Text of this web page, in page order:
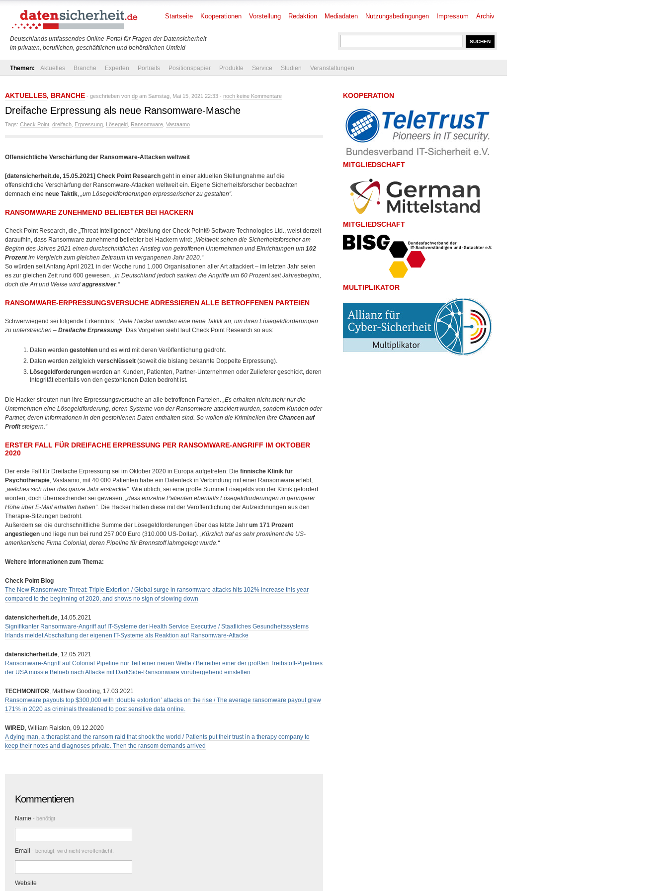
Deutschlands umfassendes Online-Portal für Fragen der Datensicherheit
im privaten, beruflichen, geschäftlichen und behördlichen Umfeld
Startseite Kooperationen Vorstellung Redaktion Mediadaten Nutzungsbedingungen Impressum Archiv
Themen: Aktuelles Branche Experten Portraits Positionspapier Produkte Service Studien Veranstaltungen
AKTUELLES, BRANCHE - geschrieben von dp am Samstag, Mai 15, 2021 22:33 - noch keine Kommentare
Dreifache Erpressung als neue Ransomware-Masche
Tags: Check Point dreifach Erpressung Lösegeld Ransomware Vastaamo
Offensichtliche Verschärfung der Ransomware-Attacken weltweit
[datensicherheit.de, 15.05.2021] Check Point Research geht in einer aktuellen Stellungnahme auf die
offensichtliche Verschärfung der Ransomware-Attacken weltweit ein. Eigene Sicherheitsforscher beobachten
demnach eine neue Taktik, „um Lösegeldforderungen erpresserischer zu gestalten“.
RANSOMWARE ZUNEHMEND BELIEBTER BEI HACKERN
Check Point Research, die „Threat Intelligence“-Abteilung der Check Point® Software Technologies Ltd., weist derzeit
daraufhin, dass Ransomware zunehmend beliebter bei Hackern wird: „Weltweit sehen die Sicherheitsforscher am
Beginn des Jahres 2021 einen durchschnittlichen Anstieg von getroffenen Unternehmen und Einrichtungen um 102
Prozentim Vergleich zum gleichen Zeitraum im vergangenen Jahr 2020.“
So würden seit Anfang April 2021 in der Woche rund 1.000 Organisationen aller Art attackiert – im letzten Jahr seien
es zur gleichen Zeit rund 600 gewesen. „In Deutschland jedoch sanken die Angriffe um 60 Prozent seit Jahresbeginn,
doch die Art und Weise wird aggressiver.“
RANSOMWARE-ERPRESSUNGSVERSUCHE ADRESSIEREN ALLE BETROFFENEN PARTEIEN
Schwerwiegend sei folgende Erkenntnis: „Viele Hacker wenden eine neue Taktik an, um ihren Lösegeldforderungen
zu unterstreichen – Dreifache Erpressung!“Das Vorgehen sieht laut Check Point Research so aus:
Daten werden gestohlen und es wird mit deren Veröffentlichung gedroht.
Daten werden zeitgleich verschlüsselt (soweit die bislang bekannte Doppelte Erpressung).
Lösegeldforderungen werden an Kunden, Patienten, Partner-Unternehmen oder Zulieferer geschickt, deren
Integrität ebenfalls von den gestohlenen Daten bedroht ist.
Die Hacker streuten nun ihre Erpressungsversuche an alle betroffenen Parteien. „Es erhalten nicht mehr nur die
Unternehmen eine Lösegeldforderung, deren Systeme von der Ransomware attackiert wurden, sondern Kunden oder
Partner, deren Informationen in den gestohlenen Daten enthalten sind. So wollen die Kriminellen ihre Chancen auf
Profitsteigern.“
ERSTER FALL FÜR DREIFACHE ERPRESSUNG PER RANSOMWARE-ANGRIFF IM OKTOBER
2020
Der erste Fall für Dreifache Erpressung sei im Oktober 2020 in Europa aufgetreten: Die finnische Klinik für
Psychotherapie, Vastaamo, mit 40.000 Patienten habe ein Datenleck in Verbindung mit einer Ransomware erlebt,
„welches sich über das ganze Jahr erstreckte“. Wie üblich, sei eine große Summe Lösegelds von der Klinik gefordert
worden, doch überraschender sei gewesen, „dass einzelne Patienten ebenfalls Lösegeldforderungen in geringerer
Höhe über E-Mail erhalten haben“. Die Hacker hätten diese mit der Veröffentlichung der Aufzeichnungen aus den
Therapie-Sitzungen bedroht.
Außerdem sei die durchschnittliche Summe der Lösegeldforderungen über das letzte Jahr um 171 Prozent
angestiegen und liege nun bei rund 257.000 Euro (310.000 US-Dollar). „Kürzlich traf es sehr prominent die US-
amerikanische Firma Colonial, deren Pipeline für Brennstoff lahmgelegt wurde.“
Weitere Informationen zum Thema:
Check Point Blog
The New Ransomware Threat: Triple Extortion / Global surge in ransomware attacks hits 102% increase this year
compared to the beginning of 2020, and shows no sign of slowing down
datensicherheit.de, 14.05.2021
Signifikanter Ransomware-Angriff auf IT-Systeme der Health Service Executive / Staatliches Gesundheitssystems
Irlands meldet Abschaltung der eigenen IT-Systeme als Reaktion auf Ransomware-Attacke
datensicherheit.de, 12.05.2021
Ransomware-Angriff auf Colonial Pipeline nur Teil einer neuen Welle / Betreiber einer der größten Treibstoff-Pipelines
der USA musste Betrieb nach Attacke mit DarkSide-Ransomware vorübergehend einstellen
TECHMONITOR, Matthew Gooding, 17.03.2021
Ransomware payouts top $300,000 with ‘double extortion’ attacks on the rise / The average ransomware payout grew
171% in 2020 as criminals threatened to post sensitive data online.
WIRED, William Ralston, 09.12.2020
A dying man, a therapist and the ransom raid that shook the world / Patients put their trust in a therapy company to
keep their notes and diagnoses private. Then the ransom demands arrived
Kommentieren
Name - benötigt
Email - benötigt, wird nicht veröffentlicht.
Website
KOOPERATION
MITGLIEDSCHAFT
MITGLIEDSCHAFT
MULTIPLIKATOR